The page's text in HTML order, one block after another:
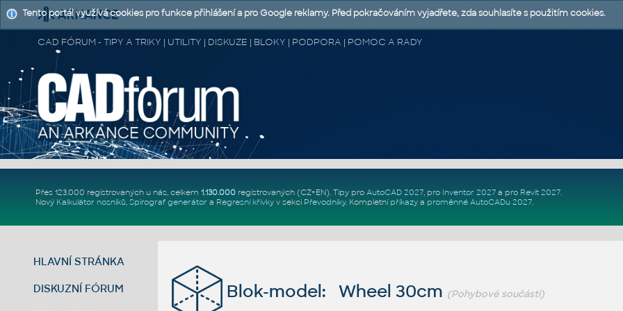
CAD FÓRUM - TIPY A TRIKY | UTILITY | DISKUZE | BLOKY | PODPORA | POMOC A RADY
Přes 123.000 registrovaných u nás, celkem 1.130.000registrovaných (CZ+EN). Tipy pro AutoCAD 2027, pro Inventor 2027a pro Revit 2027.
Nový Kalkulátor nosníků, Spirograf generátor a Regresní křivkyv sekci Převodníky. Kompletní příkazya proměnné AutoCADu 2027.
HLAVNÍ STRÁNKA
DISKUZNÍ FÓRUM Blok-model: Wheel 30cm (Pohybové součásti)
Tento portál využívá cookies pro funkce přihlášení a pro Google reklamy. Před pokračováním vyjadřete, zda souhlasíte s použitím cookies.